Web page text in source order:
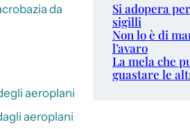
da
aeroplani
aeroplani
Si adopera
sigilli
Non lo è di
l’avaro
La mela che
guastare le